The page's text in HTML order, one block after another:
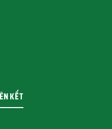
KẾT